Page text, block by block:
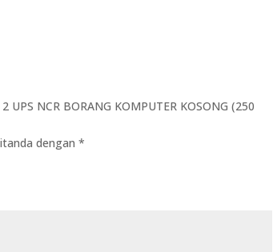
UPS NCR BORANG KOMPUTER KOSONG (250
dengan*